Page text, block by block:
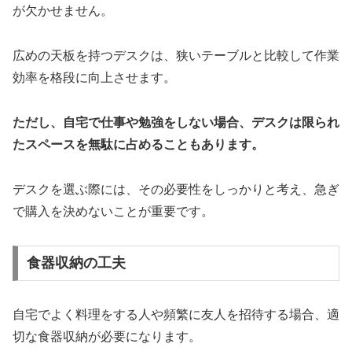
が欠かせません。
広めの天板を持つデスクは、狭いテーブルと比較して作業
効率を格段に向上させます。
ただし、自宅で仕事や勉強をしない場合、デスクは限られ
たスペースを無駄に占めることもあります。
デスクを選ぶ際には、その必要性をしっかりと考え、急ぎ
で購入を決めないことが重要です。
食器収納の工夫
自宅でよく料理をする人や頻繁に友人を招待する場合、適
切な食器収納が必要になります。